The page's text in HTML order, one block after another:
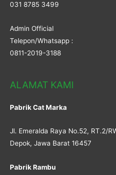
031 8785 3499
Admin Official
Telepon/Whatsapp :
0811-2019-3188
ALAMAT KAMI
Pabrik Cat Marka
Jl. Emeralda Raya No.52, RT.2/
Depok, Jawa Barat 16457
Pabrik Rambu